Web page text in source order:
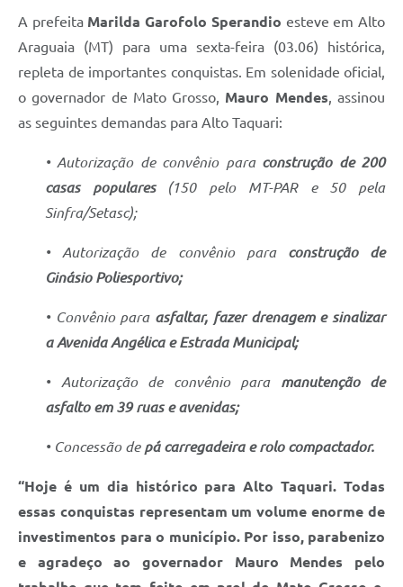
A prefeita Marilda Garofolo Sperandio esteve em Alto
Araguaia (MT) para uma sexta-feira (03.06) histórica,
repleta de importantes conquistas. Em solenidade oficial,
o governador de Mato Grosso, Mauro Mendes , assinou
as seguintes demandas para Alto Taquari:
• Autorização de convênio para construção de 200
casas populares(150 pelo MT-PAR e 50 pela
Sinfra/Setasc);
• Autorização de convênio para construção de
Ginásio Poliesportivo;
• Convênio para asfaltar, fazer drenagem e sinalizar
a Avenida Angélica e Estrada Municipal;
• Autorização de convênio para manutenção de
asfalto em 39 ruas e avenidas;
• Concessão de pá carregadeira e rolo compactador.
“Hoje é um dia histórico para Alto Taquari. Todas
essas conquistas representam um volume enorme de
investimentos para o município. Por isso, parabenizo
e agradeço ao governador Mauro Mendes pelo